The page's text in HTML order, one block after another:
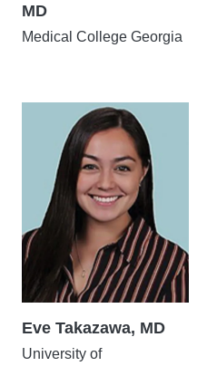
MD
Medical College Georgia
Eve Takazawa, MD
University of